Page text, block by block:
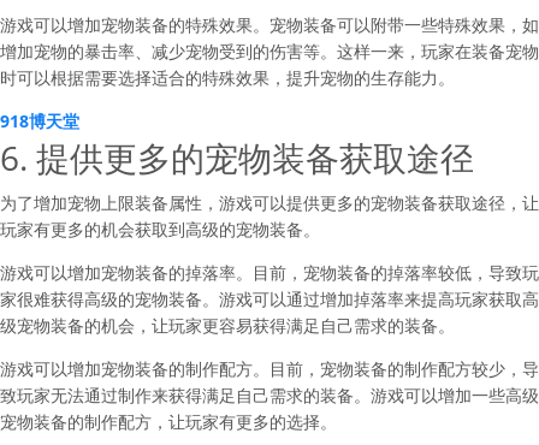
游戏可以增加宠物装备的特殊效果。宠物装备可以附带一些特殊效果，如
增加宠物的暴击率、减少宠物受到的伤害等。这样一来，玩家在装备宠物
时可以根据需要选择适合的特殊效果，提升宠物的生存能力。
918博天堂
6. 提供更多的宠物装备获取途径
为了增加宠物上限装备属性，游戏可以提供更多的宠物装备获取途径，让
玩家有更多的机会获取到高级的宠物装备。
游戏可以增加宠物装备的掉落率。目前，宠物装备的掉落率较低，导致玩
家很难获得高级的宠物装备。游戏可以通过增加掉落率来提高玩家获取高
级宠物装备的机会，让玩家更容易获得满足自己需求的装备。
游戏可以增加宠物装备的制作配方。目前，宠物装备的制作配方较少，导
致玩家无法通过制作来获得满足自己需求的装备。游戏可以增加一些高级
宠物装备的制作配方，让玩家有更多的选择。